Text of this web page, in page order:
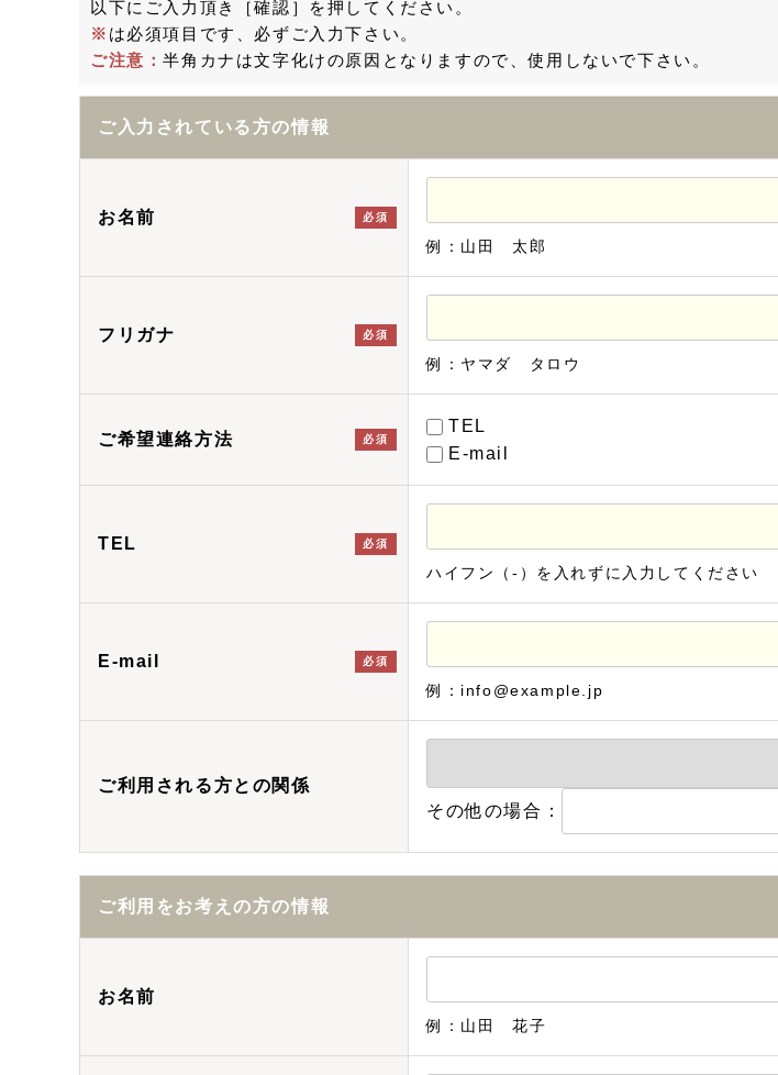
以下にご入力頂き［確認］を押してください。
※ は必須項目です、必ずご入力下さい。
ご注意：半角カナは文字化けの原因となりますので、使用しないで下さい。
ご入力されている方の情報
お名前 必須
例：山田 太郎
フリガナ 必須
例：ヤマダ タロウ
ご希望連絡方法 必須
TEL
E-mail
TEL 必須
ハイフン（-）を入れずに入力してください
E-mail 必須
例：info@example.jp
ご利用される方との関係
その他の場合：
ご利用をお考えの方の情報
お名前
例：山田 花子